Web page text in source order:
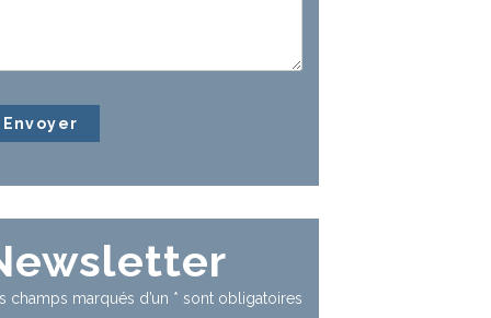
champs marqués d’un * sont obligatoires